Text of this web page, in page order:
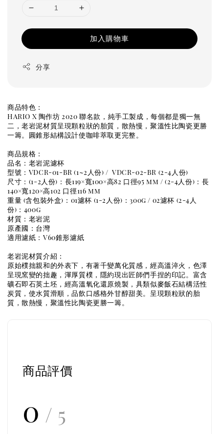
加入購物車
分享
商品特色：
HARIO X 陶作坊 2020 聯名款，純手工製成，每個都是獨一無
二，老岩泥材質呈現顆粒狀的胎質，散熱慢，聚溫性比陶瓷更勝
一籌。圓錐形結構設計使咖啡萃取更完整。
商品規格：
品名：老岩泥濾杯
型號：VDCR-01-BR (1~2人份) / VDCR-02-BR (2-4人份)
尺寸：(1-2人份)：長119×寬100×高82 口徑95 mm / (2-4人份)：長
140×寬120×高102 口徑116 mm
重量 (含包裝外盒)：01濾杯 (1-2人份)：300g / 02濾杯 (2-4人
份)：400g
材質：老岩泥
原產國：台灣
適用濾紙：V60錐形濾紙
老岩泥材質介紹：
原始樸拙親和的外表下，有著千變萬化質感，經高溫淬火，色澤
呈現窯變的拙趣，渾厚質樸，隱約現出匠師們手捏的印記。富含
礦石即石英土坯，經高溫氧化還原燒製，具類似麥飯石結構活性
炭質，使水質滑順，品飲口感格外甘醇甜美。呈現顆粒狀的胎
質，散熱慢，聚溫性比陶瓷更勝一籌。
商品評價
0 / 5